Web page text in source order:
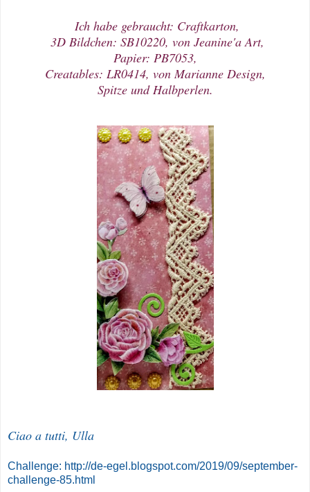
Ich habe gebraucht: Craftkarton,
3D Bildchen: SB10220, von Jeanine'a Art,
Papier: PB7053,
Creatables: LR0414, von Marianne Design,
Spitze und Halbperlen.
Ciao a tutti, Ulla
Challenge: http://de-egel.blogspot.com/2019/09/september-
challenge-85.html